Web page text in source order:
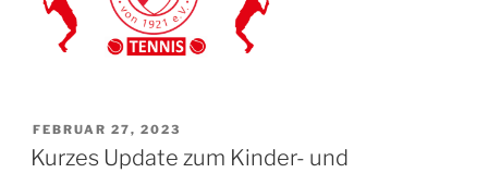
VERÖFFENTLICHT
AM
FEBRUAR 27, 2023
Kurzes Update zum Kinder- und